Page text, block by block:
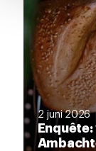
pagina.
2 juni 2026